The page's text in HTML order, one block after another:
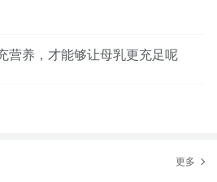
营养，才能够让母乳更充足呢
更多